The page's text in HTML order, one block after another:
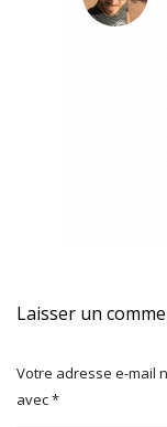
Laisser un
Votre adresse e-mail
avec*